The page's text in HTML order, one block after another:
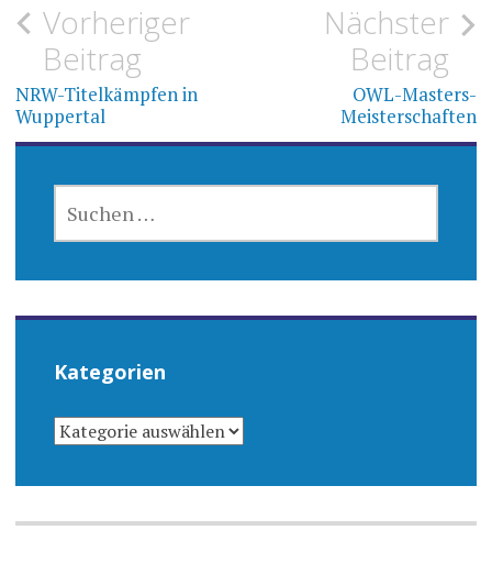
Beitragsnavigation
Vorheriger
Beitrag
NRW-Titelkämpfen in
Wuppertal
Nächster
Beitrag
OWL-Masters-
Meisterschaften
NACH:
Kategorien
KATEGORIEN